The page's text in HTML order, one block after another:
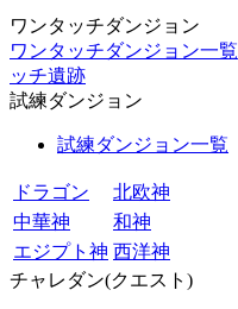
ワンタッチダンジョン
ワンタッチダンジョン一覧
ッチ遺跡
試練ダンジョン
試練ダンジョン一覧
ドラゴン
北欧神
中華神
和神
エジプト神 西洋神
チャレダン(クエスト)